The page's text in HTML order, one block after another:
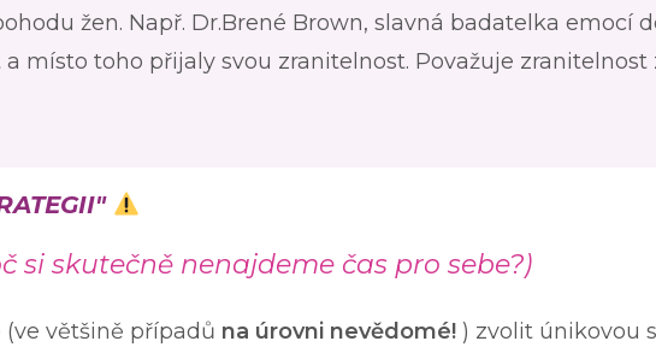
žen. Např. Dr.Brené Brown, slavná badatelka emocí
místo toho přijaly svou zranitelnost. Považuje
si skutečně nenajdeme čas pro sebe?)
většině případů na úrovni nevědomé! ) zvolit únikovou